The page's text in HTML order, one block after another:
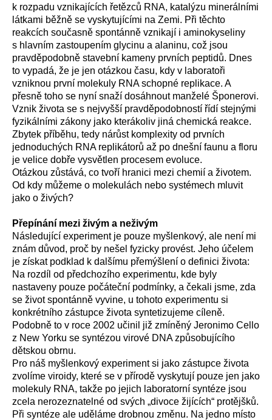
k rozpadu vznikajících řetězců RNA, katalýzu minerálními
látkami běžně se vyskytujícími na Zemi. Při těchto
reakcích současně spontánně vznikají i aminokyseliny
s hlavním zastoupením glycinu a alaninu, což jsou
pravděpodobně stavební kameny prvních peptidů. Dnes
to vypadá, že je jen otázkou času, kdy v laboratoři
vzniknou první molekuly RNA schopné replikace. A
přesně toho se nyní snaží dosáhnout manželé Šponerovi.
Vznik života se s nejvyšší pravděpodobností řídí stejnými
fyzikálními zákony jako kterákoliv jiná chemická reakce.
Zbytek příběhu, tedy nárůst komplexity od prvních
jednoduchých RNA replikátorů až po dnešní faunu a floru
je velice dobře vysvětlen procesem evoluce.
Otázkou zůstává, co tvoří hranici mezi chemií a životem.
Od kdy můžeme o molekulách nebo systémech mluvit
jako o živých?
Přepínání mezi živým a neživým
Následující experiment je pouze myšlenkový, ale není mi
znám důvod, proč by nešel fyzicky provést. Jeho účelem
je získat podklad k dalšímu přemýšlení o definici života:
Na rozdíl od předchozího experimentu, kde byly
nastaveny pouze počáteční podmínky, a čekali jsme, zda
se život spontánně vyvine, u tohoto experimentu si
konkrétního zástupce života syntetizujeme cíleně.
Podobně to v roce 2002 učinil již zmíněný Jeronimo Cello
z New Yorku se syntézou virové DNA způsobujícího
dětskou obrnu.
Pro náš myšlenkový experiment si jako zástupce života
zvolíme viroidy, které se v přírodě vyskytují pouze jen jako
molekuly RNA, takže po jejich laboratorní syntéze jsou
zcela nerozeznatelné od svých „divoce žijících“ protějšků.
Při syntéze ale uděláme drobnou změnu. Na jedno místo